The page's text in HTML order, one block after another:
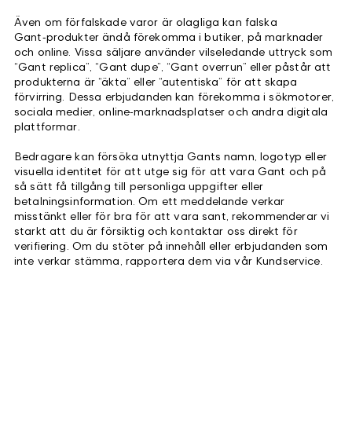
Även om förfalskade varor är olagliga kan falska
Gant‑produkter ändå förekomma i butiker, på marknader
och online. Vissa säljare använder vilseledande uttryck som
“Gant replica”, “Gant dupe”, “Gant overrun” eller påstår att
produkterna är “äkta” eller “autentiska” för att skapa
förvirring. Dessa erbjudanden kan förekomma i sökmotorer,
sociala medier, online‑marknadsplatser och andra digitala
plattformar.
Bedragare kan försöka utnyttja Gants namn, logotyp eller
visuella identitet för att utge sig för att vara Gant och på
så sätt få tillgång till personliga uppgifter eller
betalningsinformation. Om ett meddelande verkar
misstänkt eller för bra för att vara sant, rekommenderar vi
starkt att du är försiktig och kontaktar oss direkt för
verifiering. Om du stöter på innehåll eller erbjudanden som
inte verkar stämma, rapportera dem via vår Kundservice.